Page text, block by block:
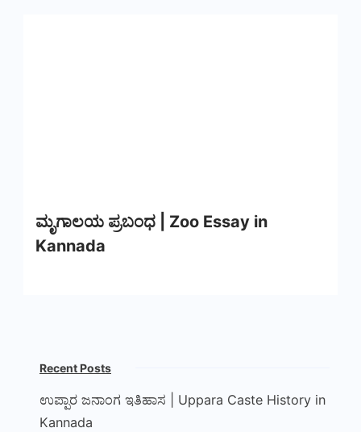
ಮೃಗಾಲಯ ಪ್ರಬಂಧ | Zoo Essay in
Kannada
Recent Posts
ಉಪ್ಪಾರ ಜನಾಂಗ ಇತಿಹಾಸ | Uppara Caste History in
Kannada